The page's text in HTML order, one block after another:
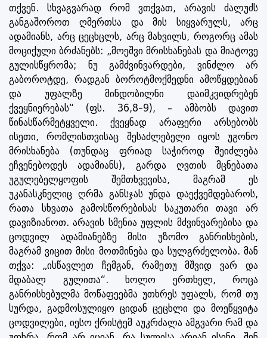
თქვენ. სხვაგვარად რომ ვთქვათ, არავის ძალუძს
განგაშოროთ ღმერთსა და მის სიყვარულს, არც
ადამიანს, არც ცეცხცლს, არც მახვილს, როგორც ამას
მოციქული ბრძანებს: „მოეშვი მრისხანებას და მიატოვე
გულისწყრომა; ნუ გამძვინვარდები, ვინძლო არ
გაბოროტდე, რადგან ბოროტმოქმედნი ამოწყდებიან
და უფალზე მინდობილნი დაიმკვიდრებენ
ქვეყნიერებას“ (ფს. 36,8-9), – ამბობს დავით
წინასწარმეტყველი. ქვეყნად არაფერი არსებობს
ისეთი, რომლისთვისაც შესაძლებელი იყოს უგონო
მრისხანება (თუნდაც ფრიად საჭიროდ შეიძლება
ეჩვენებოდეს ადამიანს), გარდა ღვთის მცნებათა
უგულებელყოფის შემთხვევისა, მაგრამ ეს
უკანასკნელიც ღრმა განსჯას უნდა დაექვემდებაროს,
რათა სხვათა გამოსწორებისას საკუთარი თავი არ
დავიზიანოთ. არავის სმენია უფლის მძვინვარებისა და
ცოდვილ ადამიანებზე მისი უზომო განრისხების,
მაგრამ ვიცით მისი მოთმინება და სულგრძელობა. მან
თქვა: „ისწავლეთ ჩემგან, რამეთუ მშვიდ ვარ და
მდაბალ გულითა“. ხოლო ერთხელ, როცა
განრისხებულმა მოწაფეებმა უთხრეს უფალს, რომ თუ
სურდა, გადმოსულიყო ციდან ცეცხლი და მოეწყვიტა
ცოდვილები, იესო ქრისტემ აუკრძალა ამგვარი რამ და